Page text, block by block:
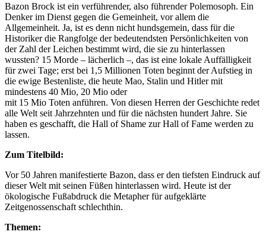
Bazon Brock ist ein verführender, also führender Polemosoph. Ein
Denker im Dienst gegen die Gemeinheit, vor allem die
Allgemeinheit. Ja, ist es denn nicht hundsgemein, dass für die
Historiker die Rangfolge der bedeutendsten Persönlichkeiten von
der Zahl der Leichen bestimmt wird, die sie zu hinterlassen
wussten? 15 Morde – lächerlich –, das ist eine lokale Auffälligkeit
für zwei Tage; erst bei 1,5 Millionen Toten beginnt der Aufstieg in
die ewige Bestenliste, die heute Mao, Stalin und Hitler mit
mindestens 40 Mio, 20 Mio oder
mit 15 Mio Toten anführen. Von diesen Herren der Geschichte redet
alle Welt seit Jahrzehnten und für die nächsten hundert Jahre. Sie
haben es geschafft, die Hall of Shame zur Hall of Fame werden zu
lassen.
Zum Titelbild:
Vor 50 Jahren manifestierte Bazon, dass er den tiefsten Eindruck auf
dieser Welt mit seinen Füßen hinterlassen wird. Heute ist der
ökologische Fußabdruck die Metapher für aufgeklärte
Zeitgenossenschaft schlechthin.
Themen: